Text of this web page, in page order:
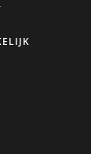
77975